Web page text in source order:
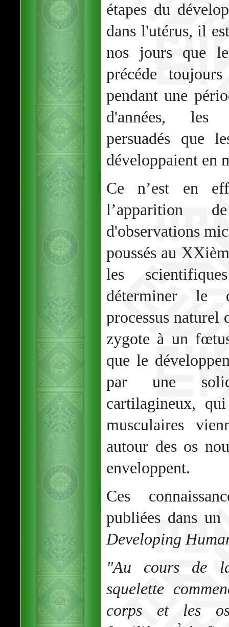
étapes du
dans l'utérus, il
nos jours que
précéde
pendant une
d'années, les
persuadés que
développaient en
Ce n’est en
l’apparition
d'observations
poussés au
les
déterminer le
processus naturel
zygote à un
que le
par une
cartilagineux,
musculaires
autour des os
enveloppent.
Ces
publiées dans
Developing
"Au cours de
squelette
corps et les